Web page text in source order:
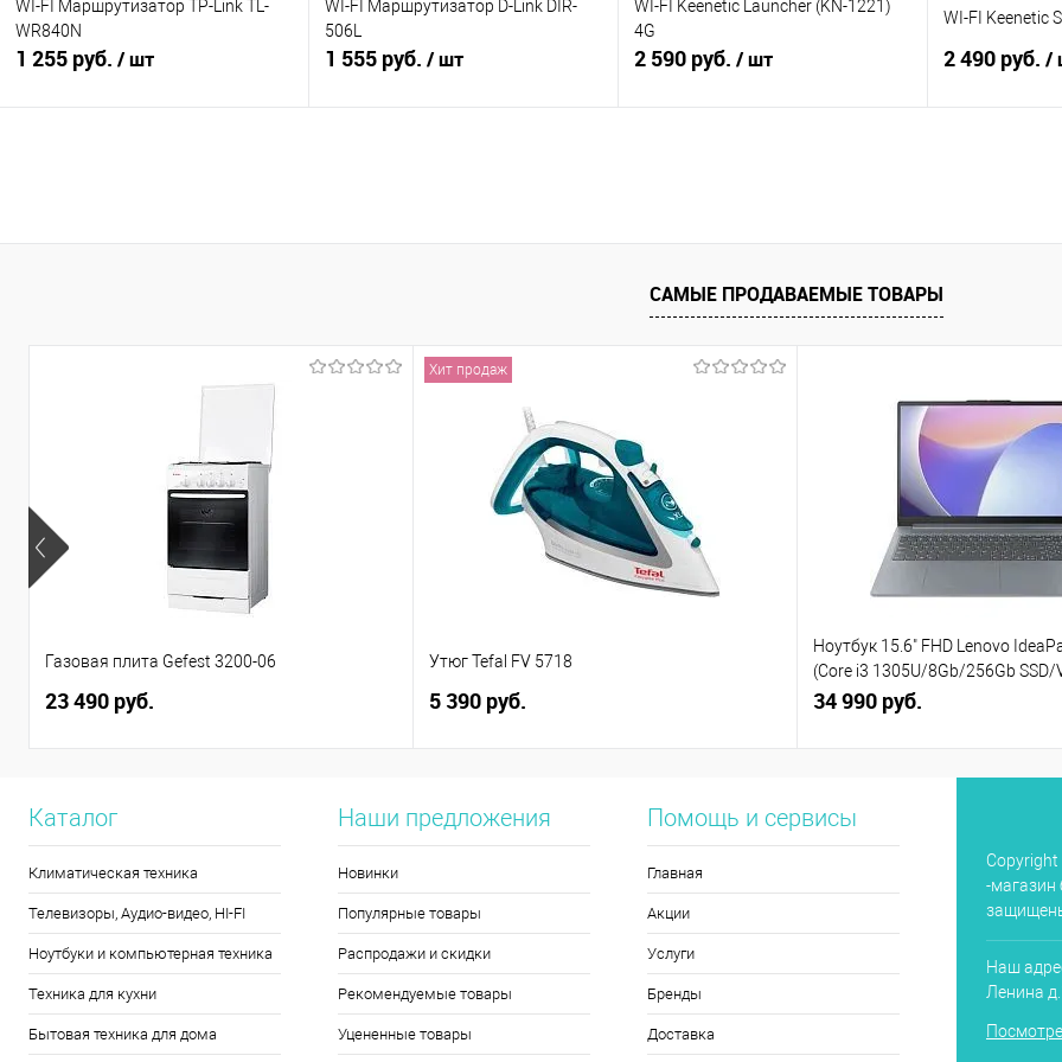
WI-FI Маршрутизатор TP-Link TL-
WR840N
1 255 руб. / шт
В избранное
В наличии
WI-FI Маршрутизатор D-Link DIR-
506L
1 555 руб. / шт
В избранное
В наличии
WI-FI Keenetic Launcher (KN-1221)
4G
2 590 руб. / шт
В избранное
В наличии
WI-FI Keenetic
2 490 руб. /
В избранное
САМЫЕ ПРОДАВАЕМЫЕ ТОВАРЫ
Газовая плита Gefest 3200-06
23 490 руб.
Хит продаж
Утюг Tefal FV 5718
5 390 руб.
Ноутбук 15.6" FHD Lenovo
(Core i3 1305U/8Gb/256Gb SSD/
(82X7004BPS)
34 990 руб.
Каталог
Климатическая техника
Телевизоры, Аудио-видео, HI-FI
Ноутбуки и компьютерная техника
Техника для кухни
Бытовая техника для дома
Наши предложения
Новинки
Популярные товары
Распродажи и скидки
Рекомендуемые товары
Уцененные товары
Помощь и сервисы
Главная
Акции
Услуги
Бренды
Доставка
-магазин
Наш
Ленина